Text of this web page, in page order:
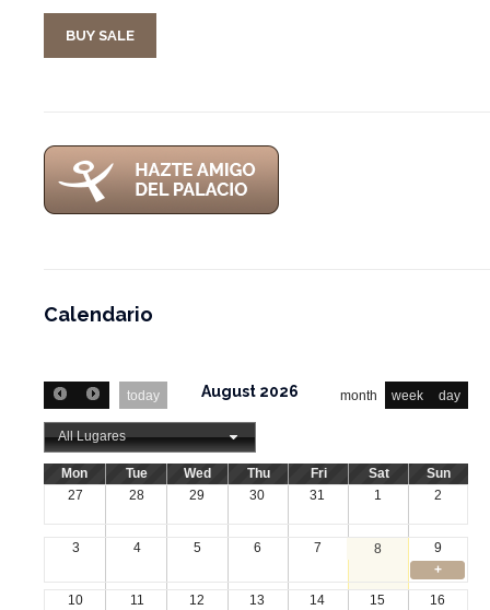
BUY SALE
Calendario
today month week day
August 2026
All Lugares
Mon Tue Wed Thu Fri Sat
Sun
27
28 29 30 31 1 2
3 4 5 6 7 8
9
+
10
11 12 13 14 15
16